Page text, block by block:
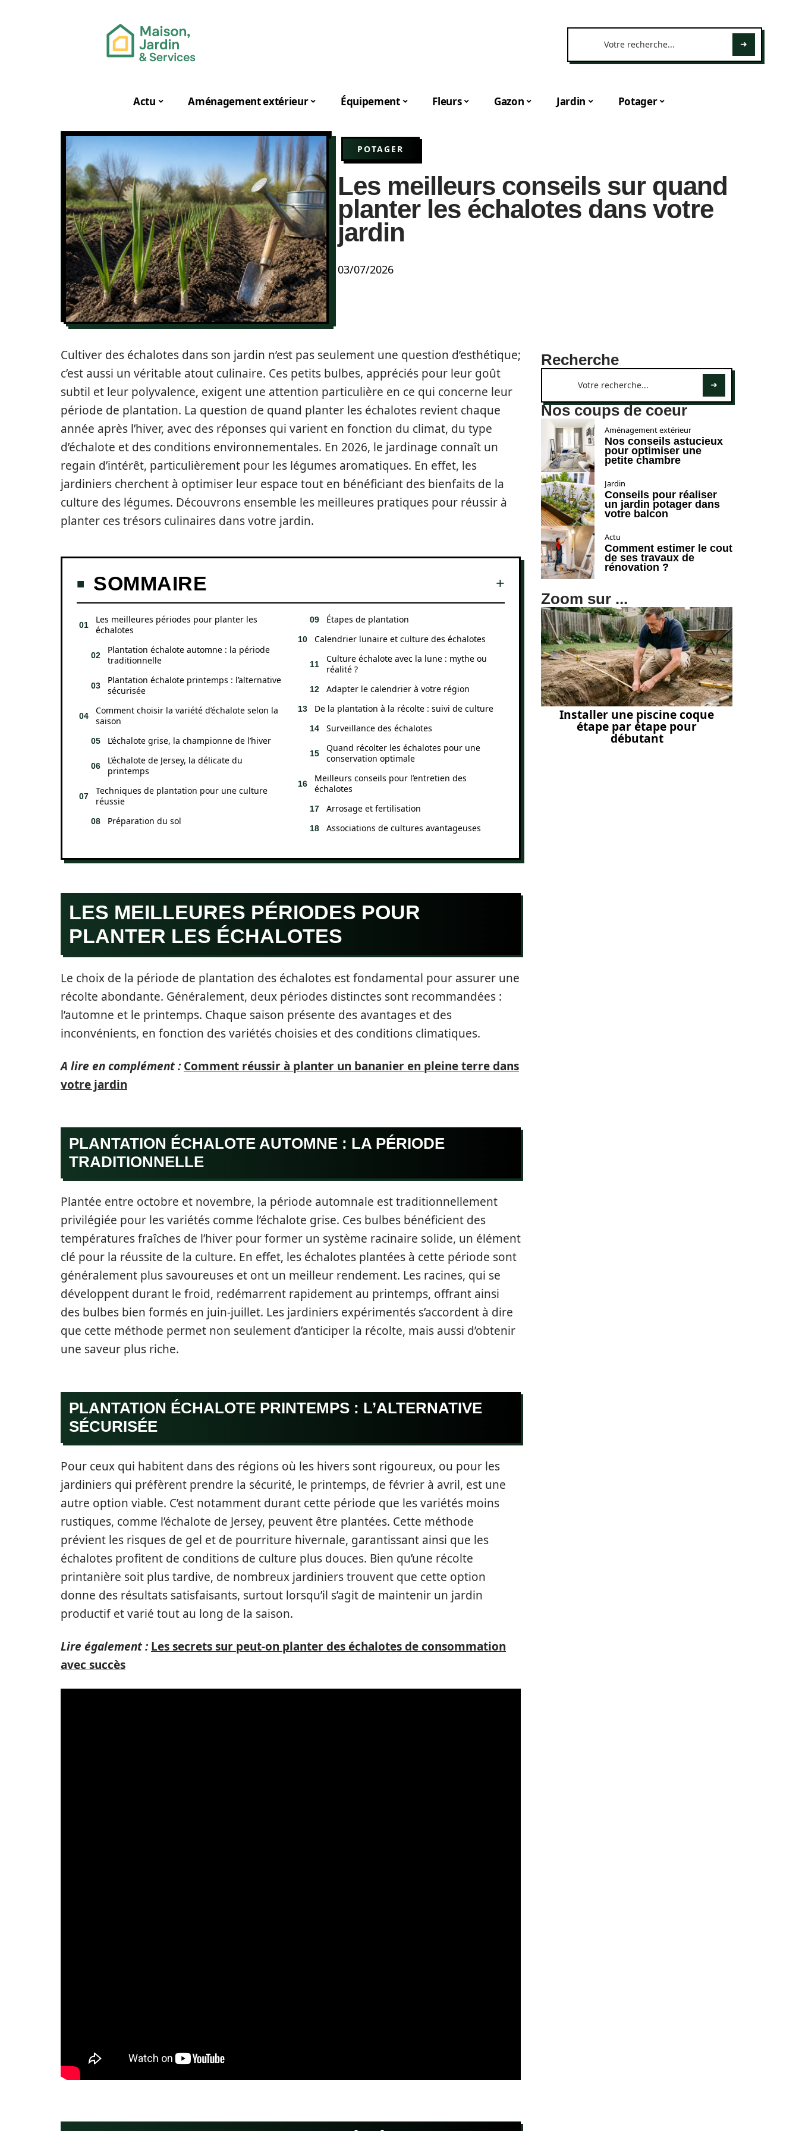
Actu Aménagement extérieur Équipement Fleurs Gazon Jardin Potager
POTAGER
Les meilleurs conseils sur quand
planter les échalotes dans votre
jardin
03/07/2026
Cultiver des échalotes dans son jardin n’est pas seulement une question d’esthétique;
c’est aussi un véritable atout culinaire. Ces petits bulbes, appréciés pour leur goût
subtil et leur polyvalence, exigent une attention particulière en ce qui concerne leur
période de plantation. La question de quand planter les échalotes revient chaque
année après l’hiver, avec des réponses qui varient en fonction du climat, du type
d’échalote et des conditions environnementales. En 2026, le jardinage connaît un
regain d’intérêt, particulièrement pour les légumes aromatiques. En effet, les
jardiniers cherchent à optimiser leur espace tout en bénéficiant des bienfaits de la
culture des légumes. Découvrons ensemble les meilleures pratiques pour réussir à
planter ces trésors culinaires dans votre jardin.
SOMMAIRE
Les meilleures périodes pour planter les
échalotes
Plantation échalote automne : la période
traditionnelle
Plantation échalote printemps : l’alternative
sécurisée
Comment choisir la variété d’échalote selon la
saison
L’échalote grise, la championne de l’hiver
L’échalote de Jersey, la délicate du
printemps
Techniques de plantation pour une culture
réussie
Préparation du sol
Étapes de plantation
Calendrier lunaire et culture des échalotes
Culture échalote avec la lune : mythe ou
réalité ?
Adapter le calendrier à votre région
De la plantation à la récolte : suivi de culture
Surveillance des échalotes
Quand récolter les échalotes pour une
conservation optimale
Meilleurs conseils pour l’entretien des
échalotes
Arrosage et fertilisation
Associations de cultures avantageuses
LES MEILLEURES PÉRIODES POUR
PLANTER LES ÉCHALOTES
Le choix de la période de plantation des échalotes est fondamental pour assurer une
récolte abondante. Généralement, deux périodes distinctes sont recommandées :
l’automne et le printemps. Chaque saison présente des avantages et des
inconvénients, en fonction des variétés choisies et des conditions climatiques.
A lire en complément : Comment réussir à planter un bananier en pleine terre dans
votre jardin
PLANTATION ÉCHALOTE AUTOMNE : LA PÉRIODE
TRADITIONNELLE
Plantée entre octobre et novembre, la période automnale est traditionnellement
privilégiée pour les variétés comme l’échalote grise. Ces bulbes bénéficient des
températures fraîches de l’hiver pour former un système racinaire solide, un élément
clé pour la réussite de la culture. En effet, les échalotes plantées à cette période sont
généralement plus savoureuses et ont un meilleur rendement. Les racines, qui se
développent durant le froid, redémarrent rapidement au printemps, offrant ainsi
des bulbes bien formés en juin-juillet. Les jardiniers expérimentés s’accordent à dire
que cette méthode permet non seulement d’anticiper la récolte, mais aussi d’obtenir
une saveur plus riche.
PLANTATION ÉCHALOTE PRINTEMPS : L’ALTERNATIVE
SÉCURISÉE
Pour ceux qui habitent dans des régions où les hivers sont rigoureux, ou pour les
jardiniers qui préfèrent prendre la sécurité, le printemps, de février à avril, est une
autre option viable. C’est notamment durant cette période que les variétés moins
rustiques, comme l’échalote de Jersey, peuvent être plantées. Cette méthode
prévient les risques de gel et de pourriture hivernale, garantissant ainsi que les
échalotes profitent de conditions de culture plus douces. Bien qu’une récolte
printanière soit plus tardive, de nombreux jardiniers trouvent que cette option
donne des résultats satisfaisants, surtout lorsqu’il s’agit de maintenir un jardin
productif et varié tout au long de la saison.
Lire également : Les secrets sur peut-on planter des échalotes de consommation
avec succès
Recherche
Nos coups de coeur
Aménagement extérieur
Nos conseils astucieux
pour optimiser une
petite chambre
Jardin
Conseils pour réaliser
un jardin potager dans
votre balcon
Actu
Comment estimer le cout
de ses travaux de
rénovation ?
Zoom sur ...
Installer une piscine coque
étape par étape pour
débutant